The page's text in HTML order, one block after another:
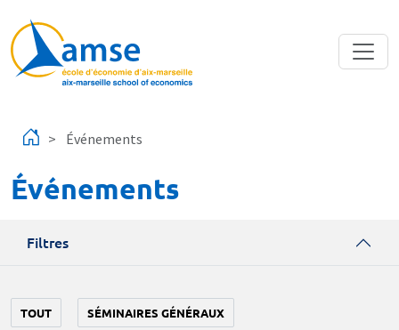
Événements
Événements
Filtres
TOUT SÉMINAIRES GÉNÉRAUX